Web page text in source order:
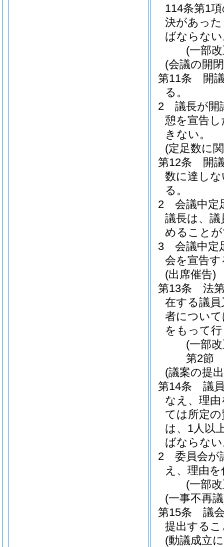
114条第1
決があっ
ばならな
(一部
(会議の開
第11条
開
る。
2
議長が開
憩を宣告
きない。
(定足数に
第12条
開
数に達し
る。
2
会議中定
議長は、
めること
3
会議中定
会を宣告す
(出席催告)
第13条
法
在する議
者につい
をもって
(一部
第2節
(議案の提
第14条
議
なえ、理
ては所定
は、1人以
ばならな
2
委員会が
え、理由
(一部
(一事不再
第15条
議
提出する
(動議成立